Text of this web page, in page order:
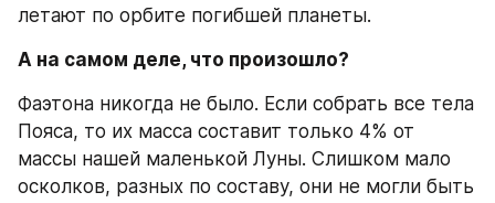
летают по орбите погибшей планеты.
А на самом деле, что произошло?
Фаэтона никогда не было. Если собрать все тела
Пояса, то их масса составит только 4% от
массы нашей маленькой Луны. Слишком мало
осколков, разных по составу, они не могли быть